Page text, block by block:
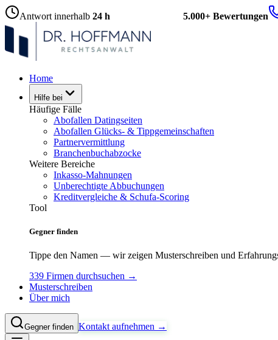
Antwort innerhalb 24 h 5.000+ Bewertungen
Home
Hilfe bei
Häufige Fälle
Abofallen Datingseiten
Abofallen Glücks- & Tippgemeinschaften
Partnervermittlung
Branchenbuchabzocke
Weitere Bereiche
Inkasso-Mahnungen
Unberechtigte Abbuchungen
Kreditvergleiche & Schufa-Scoring
Tool
Gegner finden
Tippe den Namen — wir zeigen Musterschreiben und
339 Firmen durchsuchen →
Musterschreiben
Über mich
Gegner finden Kontakt aufnehmen →